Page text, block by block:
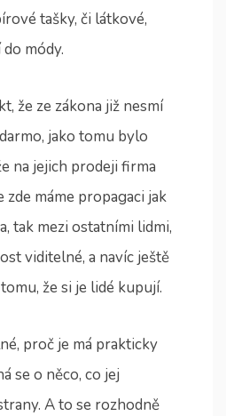
tašky, či látkové,
módy.
že ze zákona již nesmí
jako tomu bylo
na jejich prodeji firma
zde máme propagaci jak
tak mezi ostatními lidmi,
viditelné, a navíc ještě
že si je lidé kupují.
proč je má prakticky
se o něco, co jej
A to se rozhodně